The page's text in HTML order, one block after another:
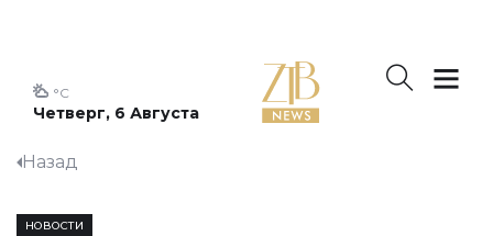
Четверг, 6 Августа
°C
Назад
НОВОСТИ